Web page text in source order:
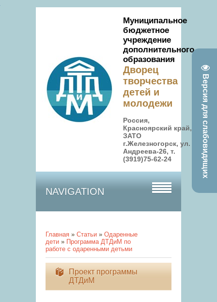
Версия для слабовидящих
Муниципальное
бюджетное
учреждение
дополнительного
образования
Дворец
творчества
детей и
молодежи
Россия,
Красноярский край,
ЗАТО
г.Железногорск, ул.
Андреева-26, т.
(3919)75-62-24
NAVIGATION
Главная » Статьи » Одаренные
дети » Программа ДТДиМ по
работе с одаренными детьми
Проект программы
ДТДиМ